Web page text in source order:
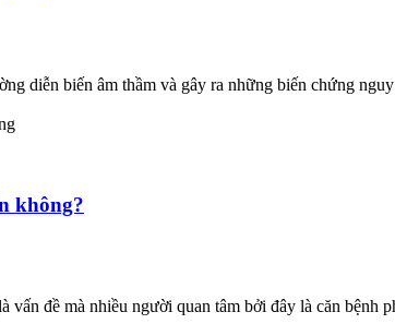
diễn biến âm thầm và gây ra những biến chứng
không?
vấn đề mà nhiều người quan tâm bởi đây là căn bệnh